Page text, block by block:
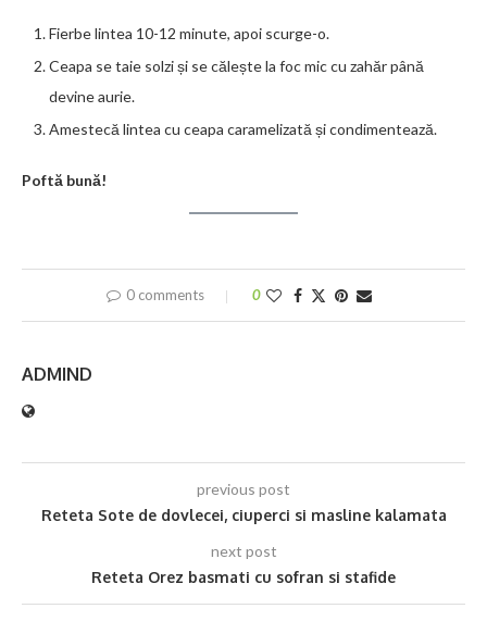
Fierbe lintea 10-12 minute, apoi scurge-o.
Ceapa se taie solzi și se călește la foc mic cu zahăr până
devine aurie.
Amestecă lintea cu ceapa caramelizată și condimentează.
Poftă bună!
0 comments 0
ADMIND
previous post
Reteta Sote de dovlecei, ciuperci si masline kalamata
next post
Reteta Orez basmati cu sofran si stafide